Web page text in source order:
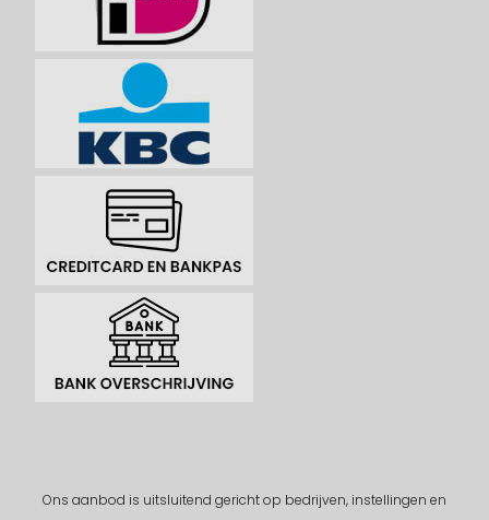
Ons aanbod is uitsluitend gericht op bedrijven, instellingen en